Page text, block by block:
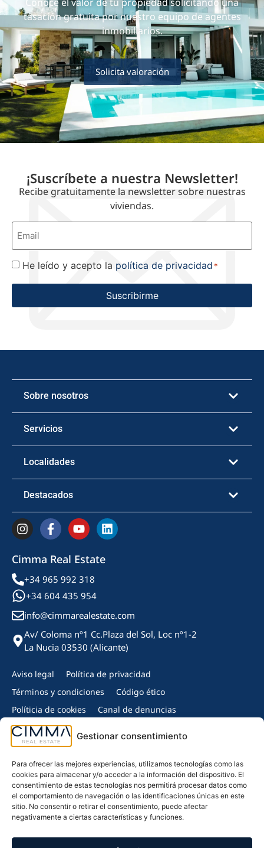
Gestionar consentimiento
Para ofrecer las mejores experiencias, utilizamos tecnologías como las
cookies para almacenar y/o acceder a la información del dispositivo. El
consentimiento de estas tecnologías nos permitirá procesar datos como
el comportamiento de navegación o las identificaciones únicas en este
sitio. No consentir o retirar el consentimiento, puede afectar
negativamente a ciertas características y funciones.
tasación gratuita por nuestro equipo de agentes
inmobiliarios.
Solicita valoración
¡Suscríbete a nuestra Newsletter!
Recibe gratuitamente la newsletter sobre nuestras
viviendas.
Correo
electrónico
Consentimiento*
He leído y acepto la política de privacidad *
Suscribirme
Sobre nosotros
Servicios
Localidades
Destacados
Cimma Real Estate
+34 965 992 318
+34 604 435 954
info@cimmarealestate.com
Av/ Coloma nº1 Cc.Plaza del Sol, Loc nº1-2
La Nucia 03530 (Alicante)
Aviso legal
Política de privacidad
Términos y condiciones
Código ético
Políticia de cookies
Canal de denuncias
Copyright © 2024 Cimma Real Estate - Todos los derechos
reservados.
Miembro de: